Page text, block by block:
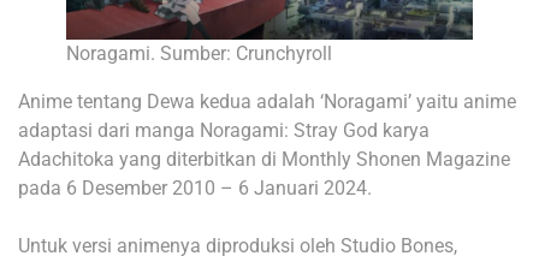
Noragami. Sumber: Crunchyroll
Anime tentang Dewa kedua adalah ‘Noragami’ yaitu anime
adaptasi dari manga Noragami: Stray God karya
Adachitoka yang diterbitkan di Monthly Shonen Magazine
pada 6 Desember 2010 – 6 Januari 2024.
Untuk versi animenya diproduksi oleh Studio Bones,